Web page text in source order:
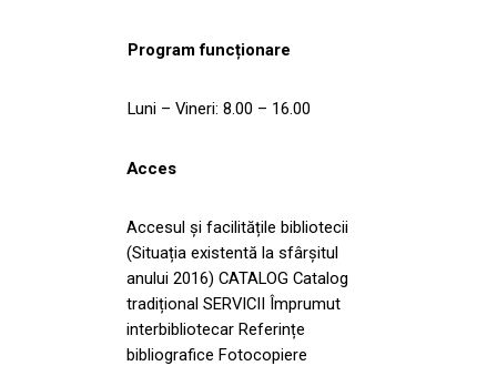
Program funcționare
Luni – Vineri: 8.00 – 16.00
Acces
Accesul și facilitățile bibliotecii
(Situația existentă la sfârșitul
anului 2016) CATALOG Catalog
tradițional SERVICII Împrumut
interbibliotecar Referințe
bibliografice Fotocopiere